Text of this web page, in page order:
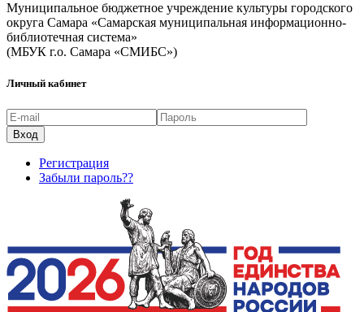
Муниципальное бюджетное учреждение культуры городского
округа Самара «Самарская муниципальная информационно-
библиотечная система»
(МБУК г.о. Самара «СМИБС»)
Личный кабинет
Регистрация
Забыли пароль??